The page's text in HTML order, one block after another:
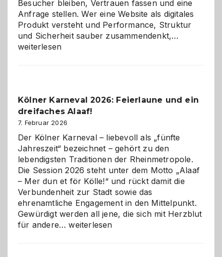
Besucher bleiben, Vertrauen fassen und eine
Anfrage stellen. Wer eine Website als digitales
Produkt versteht und Performance, Struktur
und Sicherheit sauber zusammendenkt,…
geworden
weiterlesen
Kölner Karneval 2026: Feierlaune und ein
dreifaches Alaaf!
7. Februar 2026
Der Kölner Karneval – liebevoll als „fünfte
Jahreszeit“ bezeichnet – gehört zu den
lebendigsten Traditionen der Rheinmetropole.
Die Session 2026 steht unter dem Motto „Alaaf
– Mer dun et för Kölle!“ und rückt damit die
Verbundenheit zur Stadt sowie das
ehrenamtliche Engagement in den Mittelpunkt.
Gewürdigt werden all jene, die sich mit Herzblut
für andere…Kölner
weiterlesen